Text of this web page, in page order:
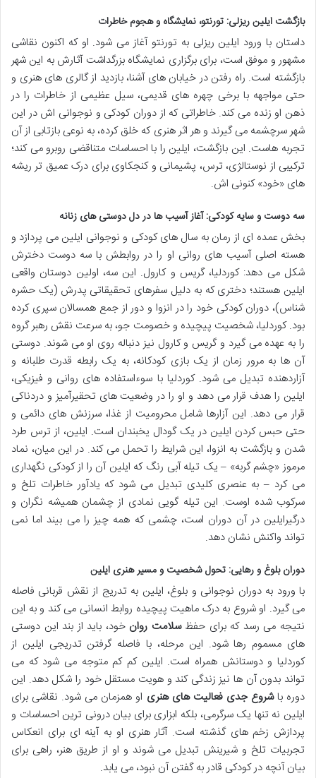
بازگشت ایلین ریزلی: تورنتو، نمایشگاه و هجوم خاطرات
داستان با ورود ایلین ریزلی به تورنتو آغاز می شود. او که اکنون نقاشی
مشهور و موفق است، برای برگزاری نمایشگاه بزرگداشت آثارش به این شهر
بازگشته است. راه رفتن در خیابان های آشنا، بازدید از گالری های هنری و
حتی مواجهه با برخی چهره های قدیمی، سیل عظیمی از خاطرات را در
ذهن او زنده می کند. خاطراتی که از دوران کودکی و نوجوانی اش در این
شهر سرچشمه می گیرند و هر اثر هنری که خلق کرده، به نوعی بازتابی از آن
تجربه هاست. این بازگشت، ایلین را با احساسات متناقضی روبرو می کند؛
ترکیبی از نوستالژی، ترس، پشیمانی و کنجکاوی برای درک عمیق تر ریشه
های «خود» کنونی اش.
سه دوست و سایه کودکی: آغاز آسیب ها در دل دوستی های زنانه
بخش عمده ای از رمان به سال های کودکی و نوجوانی ایلین می پردازد و
هسته اصلی آسیب های روانی او را در روابطش با سه دوست دخترش
شکل می دهد: کوردلیا، گریس و کارول. این سه، اولین دوستان واقعی
ایلین هستند؛ دختری که به دلیل سفرهای تحقیقاتی پدرش (یک حشره
شناس)، دوران کودکی خود را در انزوا و دور از جمع همسالان سپری کرده
بود. کوردلیا، شخصیت پیچیده و خصومت جو، به سرعت نقش رهبر گروه
را به عهده می گیرد و گریس و کارول نیز دنباله روی او می شوند. دوستی
آن ها به مرور زمان از یک بازی کودکانه، به یک رابطه قدرت طلبانه و
آزاردهنده تبدیل می شود. کوردلیا با سوءاستفاده های روانی و فیزیکی،
ایلین را هدف قرار می دهد و او را در وضعیت های تحقیرآمیز و دردناکی
قرار می دهد. این آزارها شامل محرومیت از غذا، سرزنش های دائمی و
حتی حبس کردن ایلین در یک گودال یخبندان است. ایلین، از ترس طرد
شدن و بازگشت به انزوا، این شرایط را تحمل می کند. در این میان، نماد
مرموز «چشم گربه» – یک تیله آبی رنگ که ایلین آن را از کودکی نگهداری
می کرد – به عنصری کلیدی تبدیل می شود که یادآور خاطرات تلخ و
سرکوب شده اوست. این تیله گویی نمادی از چشمان همیشه نگران و
درگیرایلین در آن دوران است، چشمی که همه چیز را می بیند اما نمی
تواند واکنش نشان دهد.
دوران بلوغ و رهایی: تحول شخصیت و مسیر هنری ایلین
با ورود به دوران نوجوانی و بلوغ، ایلین به تدریج از نقش قربانی فاصله
می گیرد. او شروع به درک ماهیت پیچیده روابط انسانی می کند و به این
نتیجه می رسد که برای حفظسلامت روان خود، باید از بند این دوستی
های مسموم رها شود. این مرحله، با فاصله گرفتن تدریجی ایلین از
کوردلیا و دوستانش همراه است. ایلین کم کم متوجه می شود که می
تواند بدون آن ها نیز زندگی کند و هویت مستقل خود را شکل دهد. این
دوره باشروع جدی فعالیت های هنری او همزمان می شود. نقاشی برای
ایلین نه تنها یک سرگرمی، بلکه ابزاری برای بیان درونی ترین احساسات و
پردازش زخم های گذشته است. آثار هنری او به آینه ای برای انعکاس
تجربیات تلخ و شیرینش تبدیل می شوند و او از طریق هنر، راهی برای
بیان آنچه در کودکی قادر به گفتن آن نبود، می یابد.